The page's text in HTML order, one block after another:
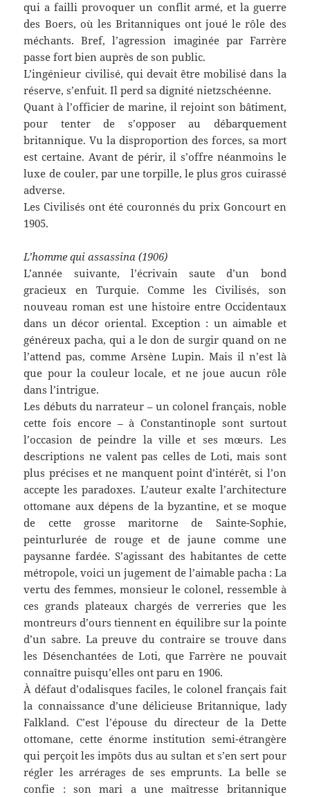
qui a failli provoquer un conflit armé, et la guerre
des Boers, où les Britanniques ont joué le rôle des
méchants. Bref, l’agression imaginée par Farrère
passe fort bien auprès de son public.
L’ingénieur civilisé, qui devait être mobilisé dans la
réserve, s’enfuit. Il perd sa dignité nietzschéenne.
Quant à l’officier de marine, il rejoint son bâtiment,
pour tenter de s’opposer au débarquement
britannique. Vu la disproportion des forces, sa mort
est certaine. Avant de périr, il s’offre néanmoins le
luxe de couler, par une torpille, le plus gros cuirassé
adverse.
Les Civilisés ont été couronnés du prix Goncourt en
1905.
L’homme qui assassina (1906)
L’année suivante, l’écrivain saute d’un bond
gracieux en Turquie. Comme les Civilisés, son
nouveau roman est une histoire entre Occidentaux
dans un décor oriental. Exception : un aimable et
généreux pacha, qui a le don de surgir quand on ne
l’attend pas, comme Arsène Lupin. Mais il n’est là
que pour la couleur locale, et ne joue aucun rôle
dans l’intrigue.
Les débuts du narrateur – un colonel français, noble
cette fois encore – à Constantinople sont surtout
l’occasion de peindre la ville et ses mœurs. Les
descriptions ne valent pas celles de Loti, mais sont
plus précises et ne manquent point d’intérêt, si l’on
accepte les paradoxes. L’auteur exalte l’architecture
ottomane aux dépens de la byzantine, et se moque
de cette grosse maritorne de Sainte-Sophie,
peinturlurée de rouge et de jaune comme une
paysanne fardée. S’agissant des habitantes de cette
métropole, voici un jugement de l’aimable pacha : La
vertu des femmes, monsieur le colonel, ressemble à
ces grands plateaux chargés de verreries que les
montreurs d’ours tiennent en équilibre sur la pointe
d’un sabre. La preuve du contraire se trouve dans
les Désenchantées de Loti, que Farrère ne pouvait
connaître puisqu’elles ont paru en 1906.
À défaut d’odalisques faciles, le colonel français fait
la connaissance d’une délicieuse Britannique, lady
Falkland. C’est l’épouse du directeur de la Dette
ottomane, cette énorme institution semi-étrangère
qui perçoit les impôts dus au sultan et s’en sert pour
régler les arrérages de ses emprunts. La belle se
confie : son mari a une maîtresse britannique